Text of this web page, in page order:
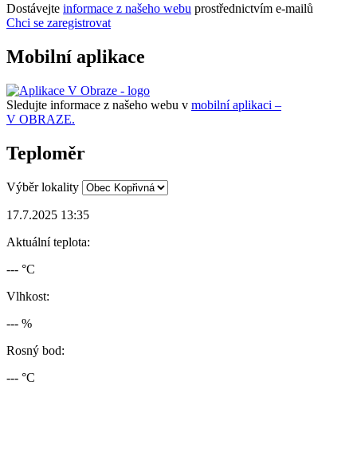
Dostávejte informace z našeho webu prostřednictvím e-mailů
Chci se zaregistrovat
Mobilní aplikace
Sledujte informace z našeho webu v mobilní aplikaci –
V OBRAZE.
Teploměr
Výběr lokality
17.7.2025 13:35
Aktuální teplota:
--- °C
Vlhkost:
--- %
Rosný bod:
--- °C